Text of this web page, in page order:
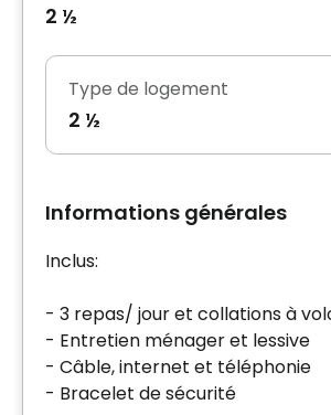
2 ½
Type de logement
2 ½
Informations générales
Inclus:
- 3 repas/ jour et collations à
- Entretien ménager et lessive
- Câble, internet et téléphonie
- Bracelet de sécurité